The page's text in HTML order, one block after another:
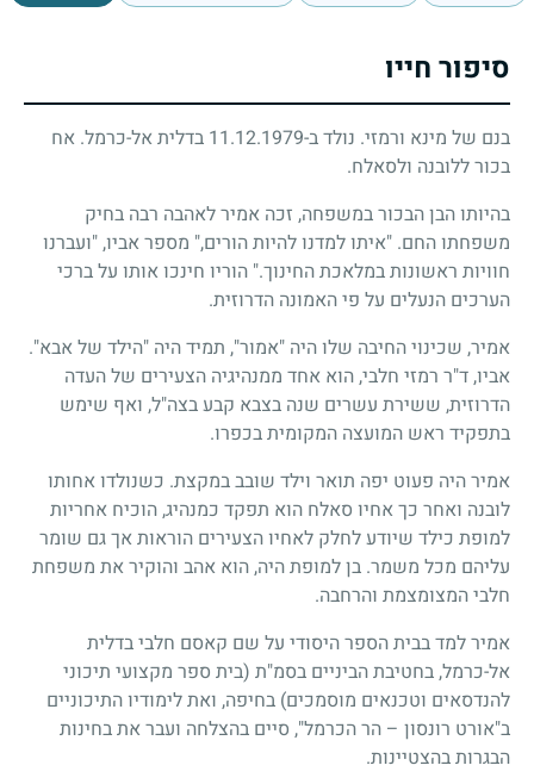
סיפור חייו
בנם של מינא ורמזי. נולד ב-11.12.1979 בדלית אל-כרמל. אח
בכור ללובנה ולסאלח.
בהיותו הבן הבכור במשפחה, זכה אמיר לאהבה רבה בחיק
משפחתו החם. "איתו למדנו להיות הורים," מספר אביו, "ועברנו
חוויות ראשונות במלאכת החינוך." הוריו חינכו אותו על ברכי
הערכים הנעלים על פי האמונה הדרוזית.
אמיר, שכינוי החיבה שלו היה "אמור", תמיד היה "הילד של אבא".
אביו, ד"ר רמזי חלבי, הוא אחד ממנהיגיה הצעירים של העדה
הדרוזית, ששירת עשרים שנה בצבא קבע בצה"ל, ואף שימש
בתפקיד ראש המועצה המקומית בכפרו.
אמיר היה פעוט יפה תואר וילד שובב במקצת. כשנולדו אחותו
לובנה ואחר כך אחיו סאלח הוא תפקד כמנהיג, הוכיח אחריות
למופת כילד שיודע לחלק לאחיו הצעירים הוראות אך גם שומר
עליהם מכל משמר. בן למופת היה, הוא אהב והוקיר את משפחת
חלבי המצומצמת והרחבה.
אמיר למד בבית הספר היסודי על שם קאסם חלבי בדלית
אל-כרמל, בחטיבת הביניים בסמ"ת (בית ספר מקצועי תיכוני
להנדסאים וטכנאים מוסמכים) בחיפה, ואת לימודיו התיכוניים
ב"אורט רונסון – הר הכרמל", סיים בהצלחה ועבר את בחינות
הבגרות בהצטיינות.